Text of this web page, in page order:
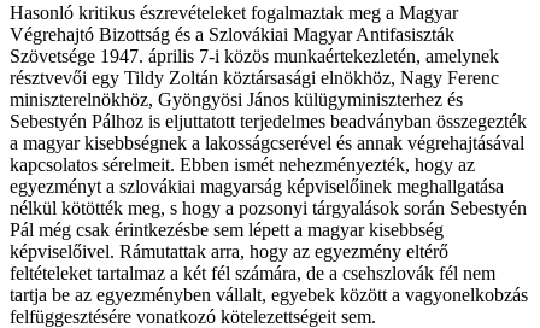
Hasonló kritikus észrevételeket fogalmaztak meg a Magyar
Végrehajtó Bizottság és a Szlovákiai Magyar Antifasiszták
Szövetsége 1947. április 7-i közös munkaértekezletén, amelynek
résztvevői egy Tildy Zoltán köztársasági elnökhöz, Nagy Ferenc
miniszterelnökhöz, Gyöngyösi János külügyminiszterhez és
Sebestyén Pálhoz is eljuttatott terjedelmes beadványban összegezték
a magyar kisebbségnek a lakosságcserével és annak végrehajtásával
kapcsolatos sérelmeit. Ebben ismét nehezményezték, hogy az
egyezményt a szlovákiai magyarság képviselőinek meghallgatása
nélkül kötötték meg, s hogy a pozsonyi tárgyalások során Sebestyén
Pál még csak érintkezésbe sem lépett a magyar kisebbség
képviselőivel. Rámutattak arra, hogy az egyezmény eltérő
feltételeket tartalmaz a két fél számára, de a csehszlovák fél nem
tartja be az egyezményben vállalt, egyebek között a vagyonelkobzás
felfüggesztésére vonatkozó kötelezettségeit sem.